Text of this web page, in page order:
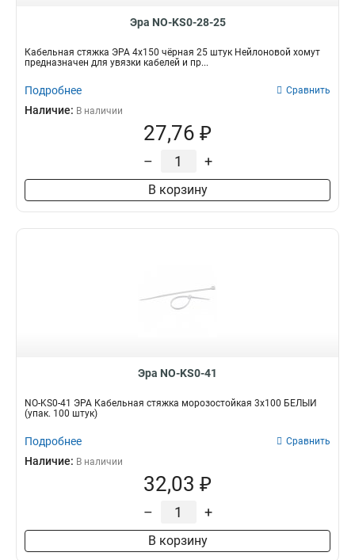
Эра NO-KS0-28-25
Кабельная стяжка ЭРА 4х150 чёрная 25 штук Нейлоновой хомут
предназначен для увязки кабелей и пр...
Подробнее Сравнить
Наличие: В наличии
27,76 ₽
– +
В корзину
Эра NO-KS0-41
NO-KS0-41 ЭРА Кабельная стяжка морозостойкая 3x100 БЕЛЫЙ
(упак. 100 штук)
Подробнее Сравнить
Наличие: В наличии
32,03 ₽
– +
В корзину